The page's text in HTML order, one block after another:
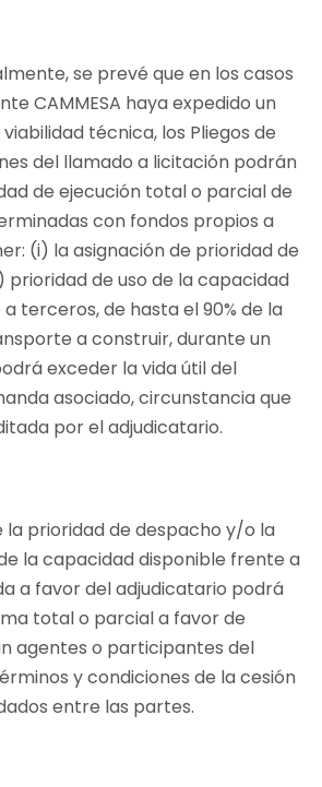
se prevé que en los casos
CAMMESA haya expedido un
técnica, los Pliegos de
del llamado a licitación podrán
de ejecución total o parcial de
con fondos propios a
(i) la asignación de prioridad de
prioridad de uso de la capacidad
terceros, de hasta el 90% de la
a construir, durante un
exceder la vida útil del
asociado, circunstancia que
por el adjudicatario.
la prioridad de despacho y/o la
la capacidad disponible frente a
a favor del adjudicatario podrá
total o parcial a favor de
agentes o participantes del
y condiciones de la cesión
entre las partes.